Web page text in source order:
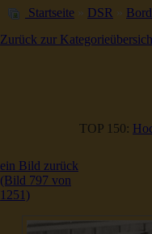
Startseite » DSR »
Zurück zur
TOP 150:
ein Bild zurück
(Bild 797 von
1251)